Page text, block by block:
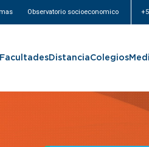
Observatorio socioeconomico
FacultadesDistanciaColegios